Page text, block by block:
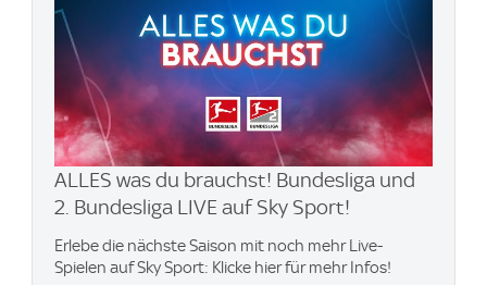
ALLES was du brauchst! Bundesliga und
2. Bundesliga LIVE auf Sky Sport!
Erlebe die nächste Saison mit noch mehr Live-
Spielen auf Sky Sport: Klicke hier für mehr Infos!